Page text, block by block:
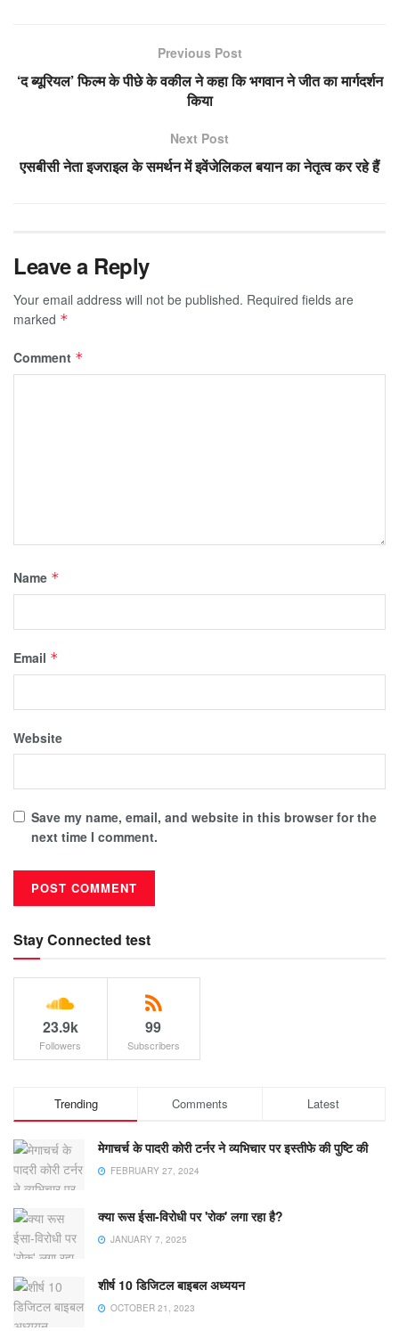
Previous Post
‘द ब्यूरियल’ फिल्म के पीछे के वकील ने कहा कि भगवान ने जीत का मार्गदर्शन
किया
Next Post
एसबीसी नेता इजराइल के समर्थन में इवेंजेलिकल बयान का नेतृत्व कर रहे हैं
Leave a Reply
Your email address will not be published. Required fields are
marked *
Comment *
Name *
Email *
Website
Save my name, email, and website in this browser for the
next time I comment.
Stay Connected test
23.9k
Followers
99
Subscribers
Trending Comments Latest
मेगाचर्च के पादरी कोरी टर्नर ने व्यभिचार पर इस्तीफे की पुष्टि की
FEBRUARY 27, 2024
क्या रूस ईसा-विरोधी पर 'रोक' लगा रहा है?
JANUARY 7, 2025
शीर्ष 10 डिजिटल बाइबल अध्ययन
OCTOBER 21, 2023